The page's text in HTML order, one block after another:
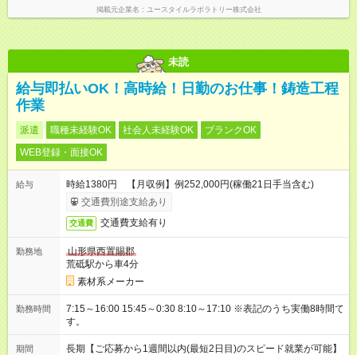
掲載元企業名 ユースタイルラボラトリー株式会社
未読
給与即払いOK！高時給！日勤のお仕事！鋳造工程
作業
派遣 職種未経験OK 社会人未経験OK
ブランクOK
WEB登録・面接OK
給与
時給1380円 【月収例】例252,000円(稼働21日手当含む)
交通費別途支給あり
交通費 交通費支給有り
勤務地
山形県西置賜郡
荒砥駅から車4分
素材系メーカー
勤務時間
7:15～16:00 15:45～0:30 8:10～17:10 ※表記のうち実働8時間で
す。
期間
長期【ご応募から1週間以内(最短2日目)のスピード就業が可能】